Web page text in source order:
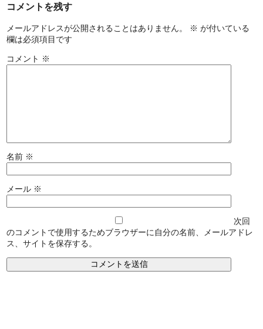
コメントを残す
メールアドレスが公開されることはありません。 ※ が付いている
欄は必須項目です
コメント ※
名前 ※
メール ※
次回
のコメントで使用するためブラウザーに自分の名前、メールアドレ
ス、サイトを保存する。